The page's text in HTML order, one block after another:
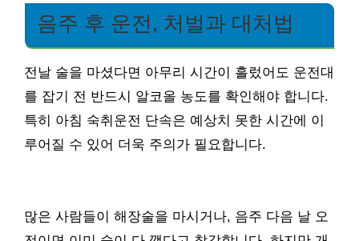
음주 후 운전, 처벌과 대처법
전날 술을 마셨다면 아무리 시간이 흘렀어도 운전대
를 잡기 전 반드시 알코올 농도를 확인해야 합니다.
특히 아침 숙취운전 단속은 예상치 못한 시간에 이
루어질 수 있어 더욱 주의가 필요합니다.
많은 사람들이 해장술을 마시거나, 음주 다음 날 오